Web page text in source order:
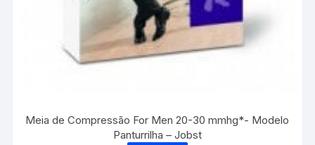
Meia de Compressão For Men 20-30 mmhg*- Modelo
Panturrilha – Jobst